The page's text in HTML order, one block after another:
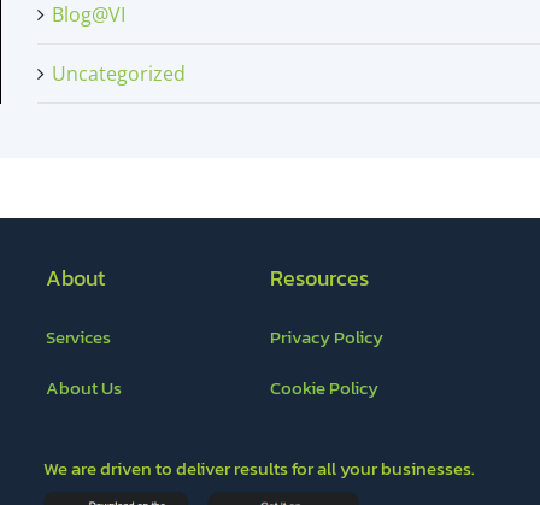
Blog@VI
Uncategorized
About
Services
About Us
Resources
Privacy Policy
Cookie Policy
We are driven to deliver results for all your businesses.